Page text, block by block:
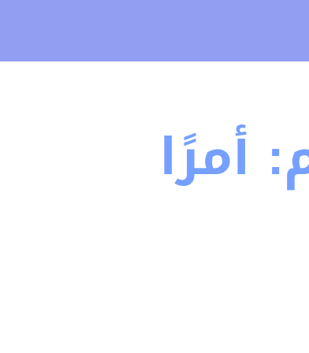
أمرًا